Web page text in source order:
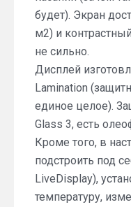
будет). Экран
м2) и
не сильно.
Дисплей
Lamination
единое целое).
Glass 3, есть
Кроме того, в
подстроить под
LiveDisplay),
температуру,